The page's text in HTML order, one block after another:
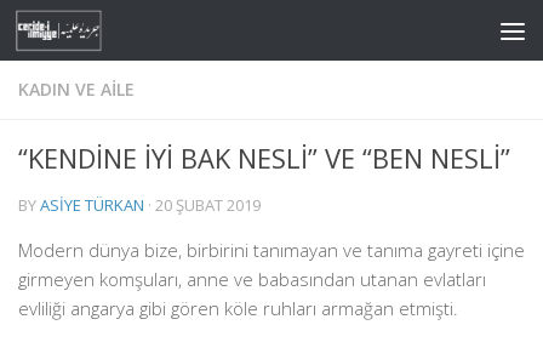
Skip to content
KADIN VE AILE
“KENDİNE İYİ BAK NESLİ” VE “BEN NESLİ”
BYASIYE TÜRKAN · 20 ŞUBAT 2019
Modern dünya bize, birbirini tanımayan ve tanıma gayreti içine
girmeyen komşuları, anne ve babasından utanan evlatları
evliliği angarya gibi gören köle ruhları armağan etmişti.